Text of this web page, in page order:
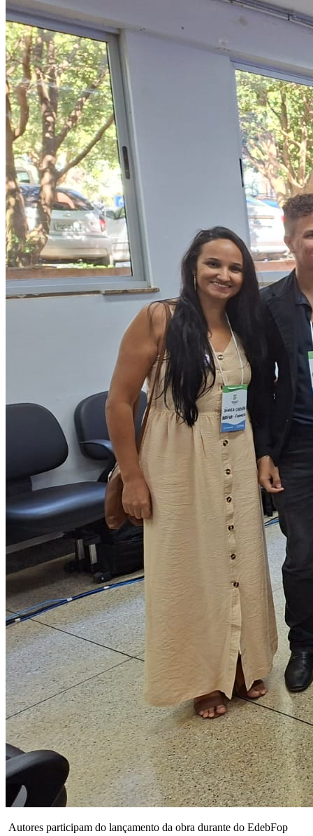
Autores participam do lançamento da obra durante do EdebFop